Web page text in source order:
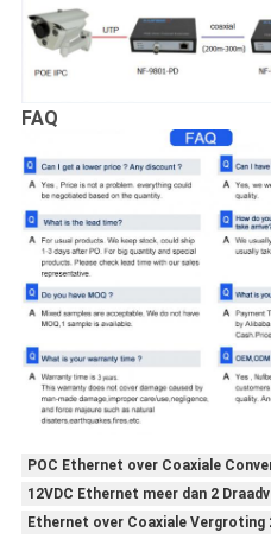
FAQ
POC Ethernet over Coaxiale
12VDC Ethernet meer dan 2
Ethernet over Coaxiale Vergroting